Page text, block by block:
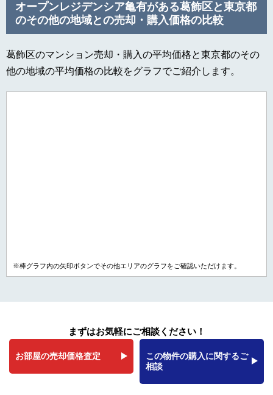
オープンレジデンシア亀有がある葛飾区と東京都
のその他の地域との売却・購入価格の比較
葛飾区のマンション売却・購入の平均価格と東京都のその
他の地域の平均価格の比較をグラフでご紹介します。
※棒グラフ内の矢印ボタンでその他エリアのグラフをご確認いただけます。
まずはお気軽にご相談ください！
お部屋の売却価格査定
この物件の購入に関するご
相談